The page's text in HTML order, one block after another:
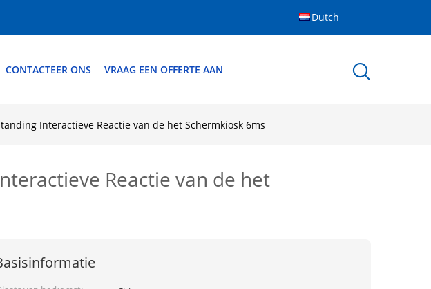
Dutch
CONTACTEER ONS VRAAG EEN OFFERTE AAN
Interactieve Reactie van de het Schermkiosk 6ms
Reactie van de het